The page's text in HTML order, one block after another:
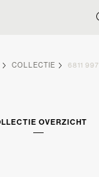
COLLECTIE 6811 997
OVERZICHT